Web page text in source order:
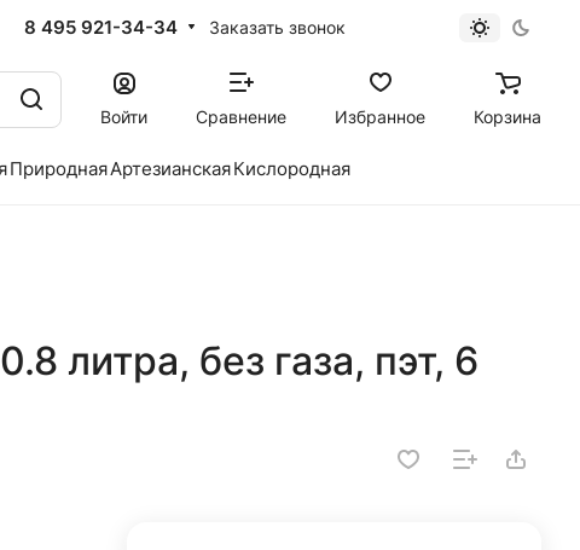
8 495 921-34-34 Заказать звонок
Войти Сравнение Избранное Корзина
ПрироднаяАртезианскаяКислородная
литра, без газа, пэт, 6